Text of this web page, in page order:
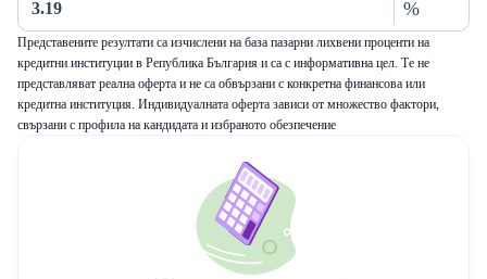
%
Представените резултати са изчислени на база пазарни лихвени проценти на
кредитни институции в Република България и са с информативна цел. Те не
представляват реална оферта и не са обвързани с конкретна финансова или
кредитна институция. Индивидуалната оферта зависи от множество фактори,
свързани с профила на кандидата и избраното обезпечение